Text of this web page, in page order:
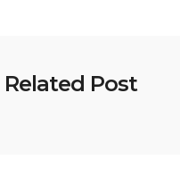
Related Post